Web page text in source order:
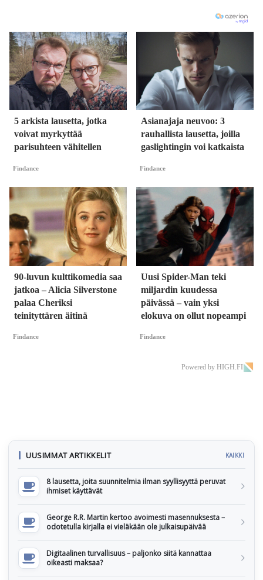
5 arkista lausetta, jotka
voivat myrkyttää
parisuhteen vähitellen
Findance
Asianajaja neuvoo: 3
rauhallista lausetta, joilla
gaslightingin voi katkaista
Findance
90-luvun kulttikomedia saa
jatkoa – Alicia Silverstone
palaa Cheriksi
teinityttären äitinä
Findance
Uusi Spider-Man teki
miljardin kuudessa
päivässä – vain yksi
elokuva on ollut nopeampi
Findance
Powered by HIGH.FI
UUSIMMAT ARTIKKELIT KAIKKI
8 lausetta, joita suunnitelmia ilman syyllisyyttä peruvat
ihmiset käyttävät
George R.R. Martin kertoo avoimesti masennuksesta –
odotetulla kirjalla ei vieläkään ole julkaisupäivää
Digitaalinen turvallisuus – paljonko siitä kannattaa
oikeasti maksaa?